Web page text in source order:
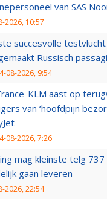
van SAS
2026, 10:57
succesvolle
Russisch
08-2026, 9:54
KLM aast op
van ‘hoofdpijn
08-2026, 7:26
mag kleinste telg 737
gaan leveren
2026, 22:54